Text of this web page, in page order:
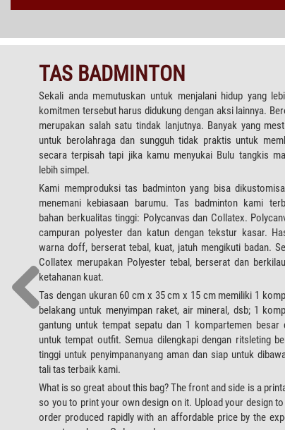
TAS BADMINTON
Sekali anda memutuskan untuk menjalani hidup yang
komitmen tersebut harus didukung dengan aksi lainnya.
merupakan salah satu tindak lanjutnya. Banyak yang
untuk berolahraga dan sungguh tidak praktis untuk
secara terpisah tapi jika kamu menyukai Bulu tangkis
lebih simpel.
Kami memproduksi tas badminton yang bisa
menemani kebiasaan barumu. Tas badminton kami
bahan berkualitas tinggi: Polycanvas dan Collatex.
campuran polyester dan katun dengan tekstur kasar.
warna doff, berserat tebal, kuat, jatuh mengikuti badan.
Collatex merupakan Polyester tebal, berserat dan
ketahanan kuat.
Tas dengan ukuran 60 cm x 35 cm x 15 cm memiliki 1
belakang untuk menyimpan raket, air mineral, dsb; 1
gantung untuk tempat sepatu dan 1 kompartemen besar
untuk tempat outfit. Semua dilengkapi dengan ritsleting
tinggi untuk penyimpananyang aman dan siap untuk
tali tas terbaik kami.
What is so great about this bag? The front and side is a
so you to print your own design on it. Upload your design
order produced rapidly with an affordable price by the